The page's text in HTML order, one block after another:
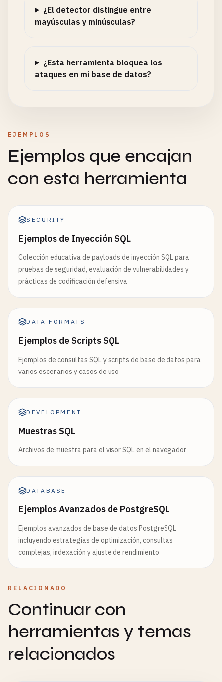
¿El detector distingue entre
mayúsculas y minúsculas?
¿Esta herramienta bloquea los
ataques en mi base de datos?
EJEMPLOS
Ejemplos que encajan
con esta herramienta
SECURITY
Ejemplos de Inyección SQL
Colección educativa de payloads de inyección SQL para
pruebas de seguridad, evaluación de vulnerabilidades y
prácticas de codificación defensiva
DATA FORMATS
Ejemplos de Scripts SQL
Ejemplos de consultas SQL y scripts de base de datos para
varios escenarios y casos de uso
DEVELOPMENT
Muestras SQL
Archivos de muestra para el visor SQL en el navegador
DATABASE
Ejemplos Avanzados de PostgreSQL
Ejemplos avanzados de base de datos PostgreSQL
incluyendo estrategias de optimización, consultas
complejas, indexación y ajuste de rendimiento
RELACIONADO
Continuar con
herramientas y temas
relacionados